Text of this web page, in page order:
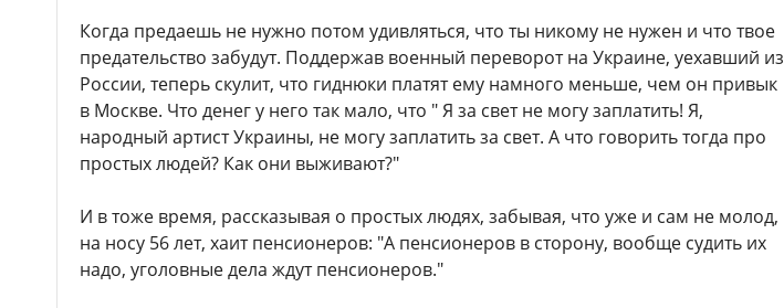
Когда предаешь не нужно потом удивляться, что ты никому не нужен и что твое
предательство забудут. Поддержав военный переворот на Украине, уехавший из
России, теперь скулит, что гиднюки платят ему намного меньше, чем он привык
в Москве. Что денег у него так мало, что " Я за свет не могу заплатить! Я,
народный артист Украины, не могу заплатить за свет. А что говорить тогда про
простых людей? Как они выживают?"
И в тоже время, рассказывая о простых людях, забывая, что уже и сам не молод,
на носу 56 лет, хаит пенсионеров: "А пенсионеров в сторону, вообще судить их
надо, уголовные дела ждут пенсионеров."